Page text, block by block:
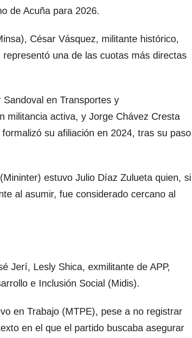
de Acuña para 2026.
César Vásquez, militante histórico,
una de las cuotas más directas
en Transportes y
militancia activa, y Jorge Chávez Cresta
su afiliación en 2024, tras su paso
estuvo Julio Díaz Zulueta quien, si
al asumir, fue considerado cercano al
Jerí, Lesly Shica, exmilitante de APP,
e Inclusión Social (Midis).
en Trabajo (MTPE), pese a no registrar
en el que el partido buscaba asegurar